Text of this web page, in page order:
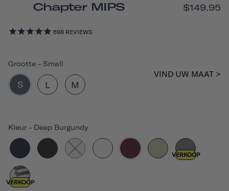
Chapter MIPS
698 REVIEWS
$149.95
Kleur - Deep Burgundy
VERKOOP
VERKOOP
Grootte - Small
S L M
VIND UW MAAT >